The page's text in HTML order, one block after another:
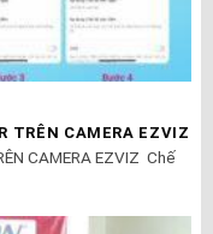
TRÊN CAMERA EZVIZ
CAMERA EZVIZ Chế